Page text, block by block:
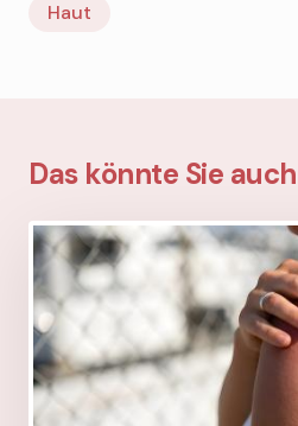
Haut
Das könnte Sie